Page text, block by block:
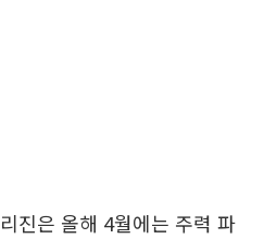
진은 올해 4월에는 주력 파